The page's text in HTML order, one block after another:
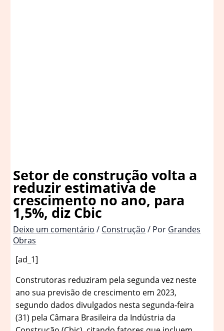
Setor de construção volta a
reduzir estimativa de
crescimento no ano, para
1,5%, diz Cbic
Deixe um comentário / Construção / Por Grandes
Obras
[ad_1]
Construtoras reduziram pela segunda vez neste
ano sua previsão de crescimento em 2023,
segundo dados divulgados nesta segunda-feira
(31) pela Câmara Brasileira da Indústria da